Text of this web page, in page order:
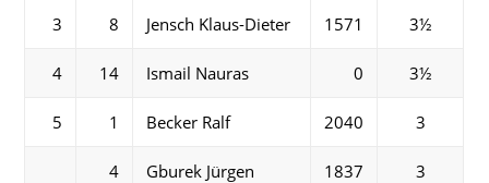
3 8 Jensch Klaus-Dieter 1571 3½
4 14 Ismail Nauras 0 3½
5 1 Becker Ralf 2040 3
4 Gburek Jürgen 1837 3